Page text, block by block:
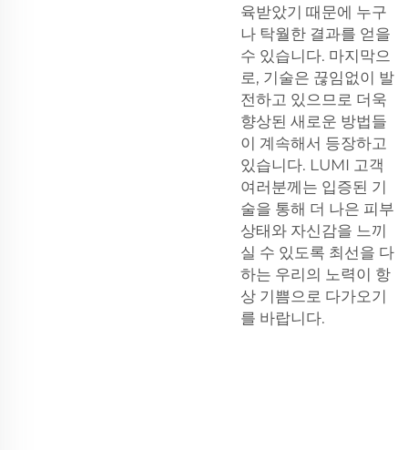
육받았기 때문에 누구
나 탁월한 결과를 얻을
수 있습니다. 마지막으
로, 기술은 끊임없이 발
전하고 있으므로 더욱
향상된 새로운 방법들
이 계속해서 등장하고
있습니다. LUMI 고객
여러분께는 입증된 기
술을 통해 더 나은 피부
상태와 자신감을 느끼
실 수 있도록 최선을 다
하는 우리의 노력이 항
상 기쁨으로 다가오기
를 바랍니다.